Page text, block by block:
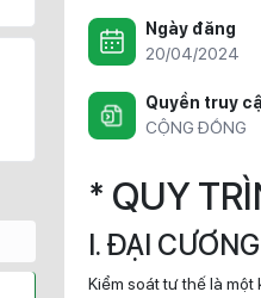
Ngày đăng
20/04/2024
Quyền truy
CỘNG ĐỒNG
* QUY
I. ĐẠI CƯƠNG
Kiểm soát tư thế là